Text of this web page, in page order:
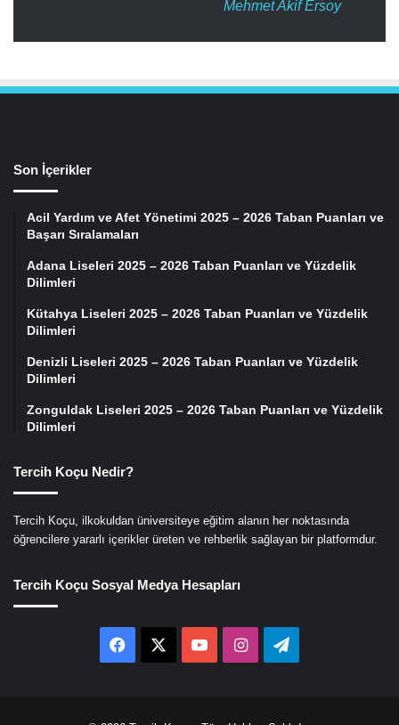
Mehmet Akif Ersoy
Son İçerikler
Acil Yardım ve Afet Yönetimi 2025 – 2026 Taban Puanları ve
Başarı Sıralamaları
Adana Liseleri 2025 – 2026 Taban Puanları ve Yüzdelik
Dilimleri
Kütahya Liseleri 2025 – 2026 Taban Puanları ve Yüzdelik
Dilimleri
Denizli Liseleri 2025 – 2026 Taban Puanları ve Yüzdelik
Dilimleri
Zonguldak Liseleri 2025 – 2026 Taban Puanları ve Yüzdelik
Dilimleri
Tercih Koçu Nedir?
Tercih Koçu, ilkokuldan üniversiteye eğitim alanın her noktasında
öğrencilere yararlı içerikler üreten ve rehberlik sağlayan bir platformdur.
Tercih Koçu Sosyal Medya Hesapları
Facebook YouTubeInstagramTelegram